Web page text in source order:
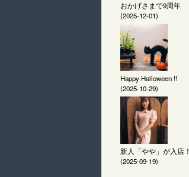
おかげさまで9周年
(2025-12-01)
Happy Halloween !!
(2025-10-29)
新人「やや」が入店！
(2025-09-19)